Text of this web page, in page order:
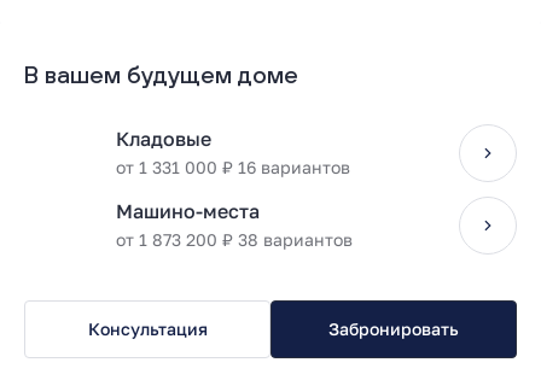
В вашем будущем доме
Кладовые
от 1 331 000 ₽ 16 вариантов
Машино-места
от 1 873 200 ₽ 38 вариантов
Консультация Забронировать